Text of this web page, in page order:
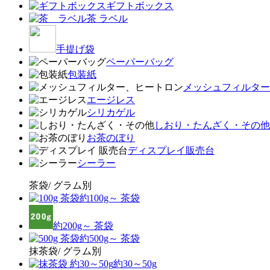
ギフトボックス
茶 ラベル
手提げ袋
ペーパーバッグ
包装紙
メッシュフィルタ
エージレス
シリカゲル
しおり・たんざく・その他
お茶のぼり
ディスプレイ販売台
シーラー
茶袋/ グラム別
約100g～ 茶袋
約200g～ 茶袋
約500g～ 茶袋
抹茶袋/ グラム別
約30～50g